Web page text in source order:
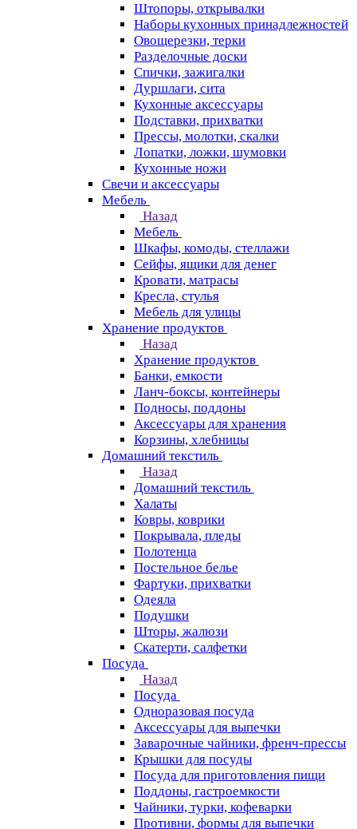
Штопоры, открывалки
Наборы кухонных принадлежностей
Овощерезки, терки
Разделочные доски
Спички, зажигалки
Дуршлаги, сита
Кухонные аксессуары
Подставки, прихватки
Прессы, молотки, скалки
Лопатки, ложки, шумовки
Кухонные ножи
Свечи и аксессуары
Мебель
Назад
Мебель
Шкафы, комоды, стеллажи
Сейфы, ящики для денег
Кровати, матрасы
Кресла, стулья
Мебель для улицы
Хранение продуктов
Назад
Хранение продуктов
Банки, емкости
Ланч-боксы, контейнеры
Подносы, поддоны
Аксессуары для хранения
Корзины, хлебницы
Домашний текстиль
Назад
Домашний текстиль
Халаты
Ковры, коврики
Покрывала, пледы
Полотенца
Постельное белье
Фартуки, прихватки
Одеяла
Подушки
Шторы, жалюзи
Скатерти, салфетки
Посуда
Назад
Посуда
Одноразовая посуда
Аксессуары для выпечки
Заварочные чайники, френч-прессы
Крышки для посуды
Посуда для приготовления пищи
Поддоны, гастроемкости
Чайники, турки, кофеварки
Противни, формы для выпечки